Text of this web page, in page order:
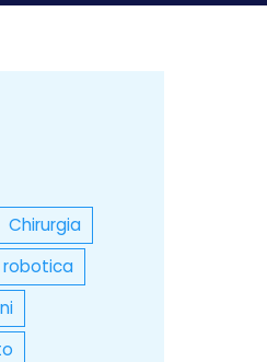
Chirurgia
robotica